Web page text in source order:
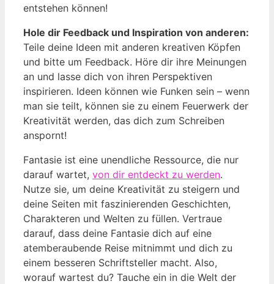
entstehen können!
Hole dir Feedback und Inspiration von anderen:
Teile deine Ideen mit anderen kreativen Köpfen
und bitte um Feedback. Höre dir ihre Meinungen
an und lasse dich von ihren Perspektiven
inspirieren. Ideen können wie Funken sein – wenn
man sie teilt, können sie zu einem Feuerwerk der
Kreativität werden, das dich zum Schreiben
anspornt!
Fantasie ist eine unendliche Ressource, die nur
darauf wartet, von dir entdeckt zu werden.
Nutze sie, um deine Kreativität zu steigern und
deine Seiten mit faszinierenden Geschichten,
Charakteren und Welten zu füllen. Vertraue
darauf, dass deine Fantasie dich auf eine
atemberaubende Reise mitnimmt und dich zu
einem besseren Schriftsteller macht. Also,
worauf wartest du? Tauche ein in die Welt der